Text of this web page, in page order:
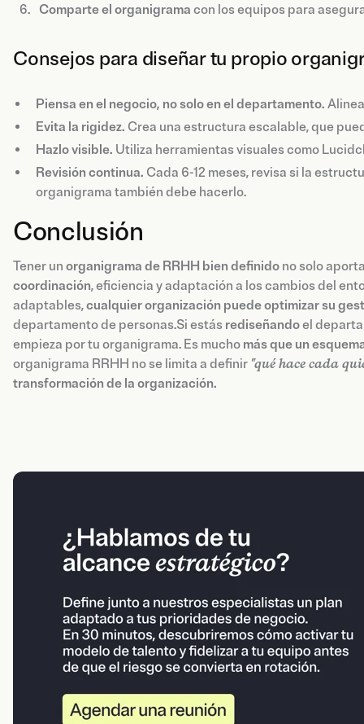
Comparte el organigrama con los equipos para
Consejos para diseñar tu propio
Piensa en el negocio, no solo en el departamento.
Evita la rigidez. Crea una estructura escalable, que
Hazlo visible. Utiliza herramientas visuales como
Revisión continua. Cada 6-12 meses, revisa si la
organigrama también debe hacerlo.
Conclusión
Tener un organigrama de RRHH bien definido no solo
coordinación, eficiencia y adaptación a los cambios del
adaptables,cualquier organización puede optimizar su
departamento de personas.Si estás rediseñandoel
empieza por tu organigrama. Es mucho más que un
organigrama RRHH no se limita a definir "qué hace cada
transformación de la organización.